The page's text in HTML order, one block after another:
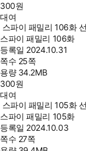
300원
대여
스파이 패밀리 106화
스파이 패밀리 106화
등록일 2024.10.31
쪽수 25쪽
용량 34.2MB
300원
대여
스파이 패밀리 105화
스파이 패밀리 105화
등록일 2024.10.03
쪽수 27쪽